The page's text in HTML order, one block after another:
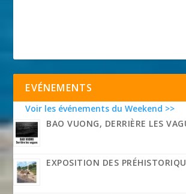
EVÉNEMENTS
Voir les événements du Weekend >>
BAO VUONG, DERRIÈRE LES
EXPOSITION DES